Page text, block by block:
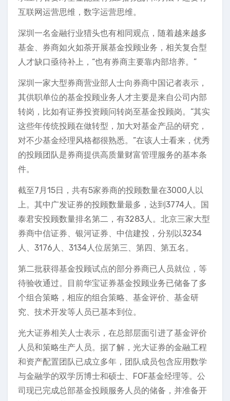
互联网运营思维，数字运营思维。
深圳一名金融行业猎头也有相同观点，随着越来越多
基金、券商如火如荼开展基金投顾业务，相关复合型
人才缺口亟待补上，“也有券商主要靠内部培养。”
深圳一家大型券商营业部人士向券商中国记者表示，
其供职单位的基金投顾业务人才主要是来自公司内部
转岗，比如有证券投资顾问转岗至基金投顾岗。“其实
这些年传统投顾在做转型，加大对基金产品的研究，
对不少基金经理风格都很熟悉。”在该人士看来，优秀
的投顾团队是券商提供高质量财富管理服务的基本条
件。
截至7月15日，共有5家券商的投顾数量在3000人以
上。其中广发证券的投顾数量最多，达到3774人。国
泰君安投顾数量排名第二，有3283人。北京三家大型
券商中信证券、银河证券、中信建投，分别以3234
人、3176人、3134人位居第三、第四、第五名。
第二批获得基金投顾试点的部分券商已人员就位，等
待验收通过。目前华宝证券基金投顾业务已储备了多
个组合策略，相应的组合策略、基金评价、基金研
究、技术开发等人员已基本到位。
光大证券相关人士表示，在总部层面引进了基金评价
人员和策略生产人员。据了解，光大证券的金融工程
和资产配置团队已成立多年，团队成员包含应用数学
与金融学的双学历博士和硕士、FOF基金经理等。公
司现已完成总部基金投顾服务人员的储备，并准备开